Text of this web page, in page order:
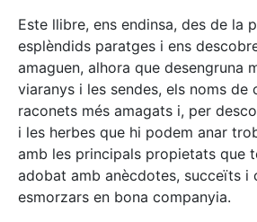
Este llibre, ens endinsa, des de la
esplèndids paratges i ens
amaguen, alhora que desengruna
viaranys i les sendes, els noms de
raconets més amagats i, per
i les herbes que hi podem anar
amb les principals propietats que
adobat amb anècdotes, succeïts i
esmorzars en bona companyia.